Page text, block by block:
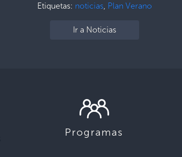
Etiquetas: noticias, Plan Verano
Ir a Noticias
Programas